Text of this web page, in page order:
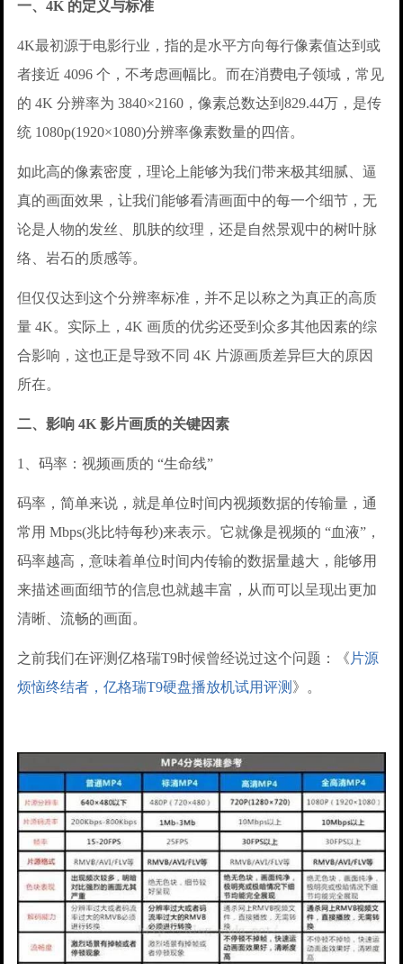
一、4K 的定义与标准
4K最初源于电影行业，指的是水平方向每行像素值达到或
者接近 4096 个，不考虑画幅比。而在消费电子领域，常见
的 4K 分辨率为 3840×2160，像素总数达到829.44万，是传
统 1080p(1920×1080)分辨率像素数量的四倍。
如此高的像素密度，理论上能够为我们带来极其细腻、逼
真的画面效果，让我们能够看清画面中的每一个细节，无
论是人物的发丝、肌肤的纹理，还是自然景观中的树叶脉
络、岩石的质感等。
但仅仅达到这个分辨率标准，并不足以称之为真正的高质
量 4K。实际上，4K 画质的优劣还受到众多其他因素的综
合影响，这也正是导致不同 4K 片源画质差异巨大的原因
所在。
二、影响 4K 影片画质的关键因素
1、码率：视频画质的 “生命线”
码率，简单来说，就是单位时间内视频数据的传输量，通
常用 Mbps(兆比特每秒)来表示。它就像是视频的 “血液”，
码率越高，意味着单位时间内传输的数据量越大，能够用
来描述画面细节的信息也就越丰富，从而可以呈现出更加
清晰、流畅的画面。
之前我们在评测亿格瑞T9时候曾经说过这个问题：《片源
烦恼终结者，亿格瑞T9硬盘播放机试用评测 》。